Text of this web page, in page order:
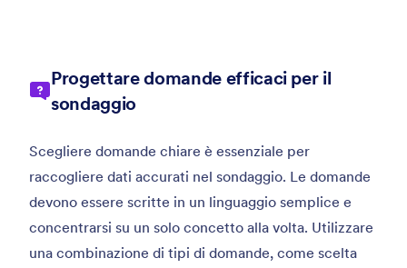
Progettare domande efficaci per il
sondaggio
Scegliere domande chiare è essenziale per
raccogliere dati accurati nel sondaggio. Le domande
devono essere scritte in un linguaggio semplice e
concentrarsi su un solo concetto alla volta. Utilizzare
una combinazione di tipi di domande, come scelta